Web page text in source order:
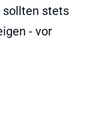
sollten stets
- vor